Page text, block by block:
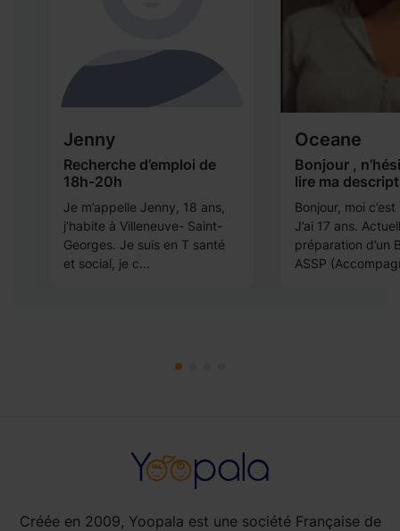
Jenny
Recherche d’emploi de
18h-20h
Je m’appelle Jenny, 18 ans,
j’habite à Villeneuve- Saint-
Georges. Je suis en T santé
et social, je c...
Oceane
Bonjour ,
lire ma
Bonjour, moi
J’ai 17 ans.
préparation d’un
ASSP
Créée en 2009, Yoopala est une société Française de